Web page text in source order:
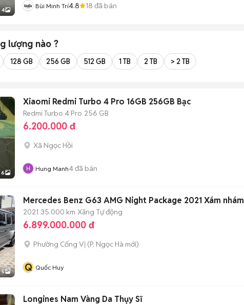
4 Bùi Minh Trí4.8 18 đã bán
lượng nào ?
128 GB 256 GB 512 GB 1 TB 2 TB > 2 TB
6
Xiaomi Redmi Turbo 4 Pro 16GB 256GB Bạc
Redmi Turbo 4 Pro 256 GB
6.200.000 đ
Xã Ngọc Hồi
Hung Manh4đã bán
5
Mercedes Benz G63 AMG Night Package 2021 Xám nhám
2021 35.000 km Xăng Tự động
6.899.000.000 đ
Phường Cống Vị (P. Ngọc Hà mới)
Q Quốc Huy
Longines Nam Vàng Da Thụy Sĩ